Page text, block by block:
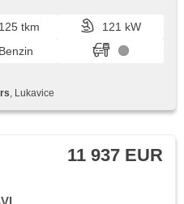
Android Auto,
El. Spiegel,
Zentralverriegelung mit
USB,
beheizte Spiegel,
125 tkm
121 kW
Benzin
, Lukavice
11 937 EUR